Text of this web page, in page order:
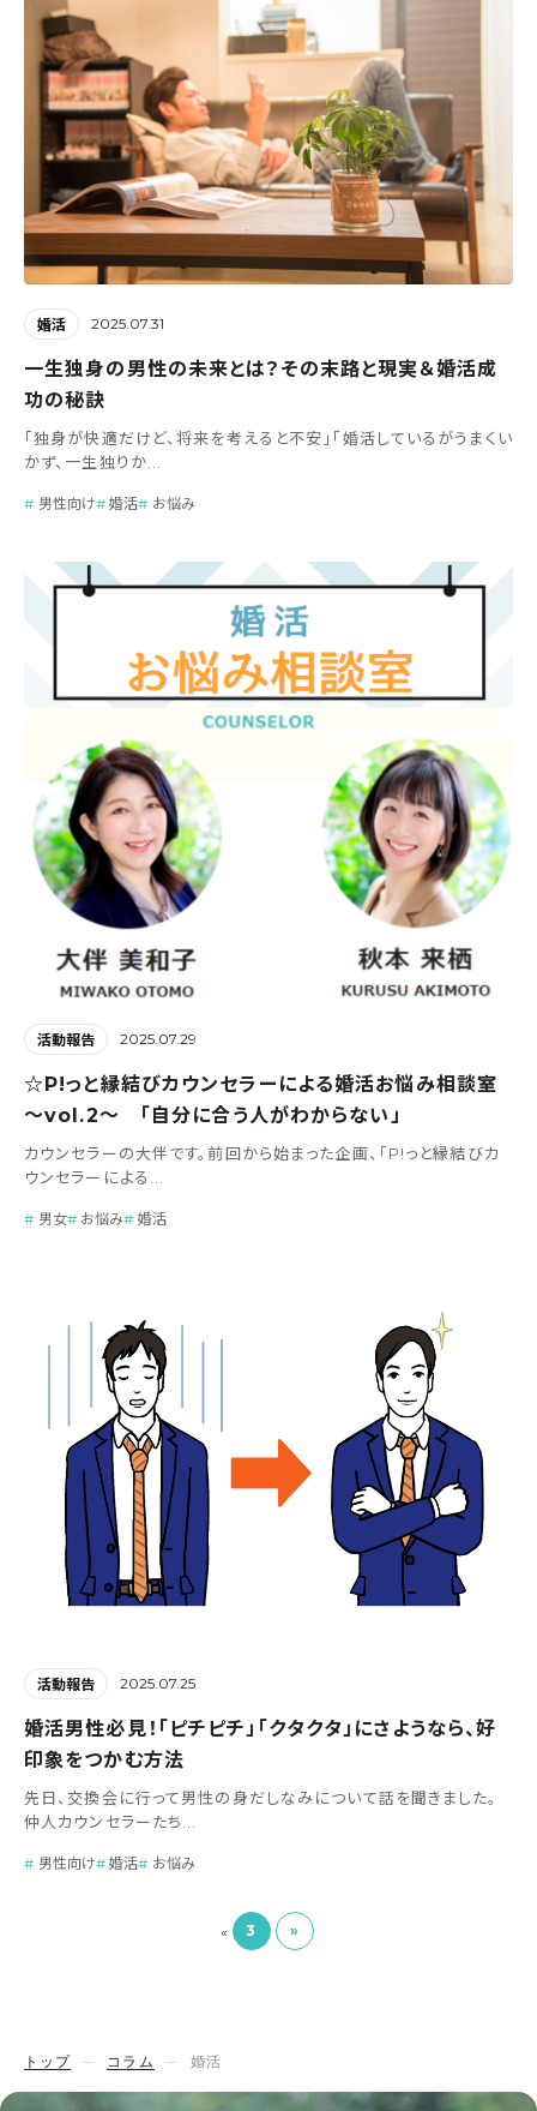
婚活 2025.07.31
一生独身の男性の未来とは？その末路と現実＆婚活成
功の秘訣
「独身が快適だけど、将来を考えると不安」「婚活しているがうまくい
かず、一生独りか...
男性向け 婚活 お悩み
活動報告 2025.07.29
☆P!っと縁結びカウンセラーによる婚活お悩み相談室
～vol.2～ 「自分に合う人がわからない」
カウンセラーの大伴です。前回から始まった企画、「P!っと縁結びカ
ウンセラーによる...
男女 お悩み 婚活
活動報告 2025.07.25
婚活男性必見！「ピチピチ」「クタクタ」にさようなら、好
印象をつかむ方法
先日、交換会に行って男性の身だしなみについて話を聞きました。
仲人カウンセラーたち...
男性向け 婚活 お悩み
« 3 »
トップ コラム 婚活